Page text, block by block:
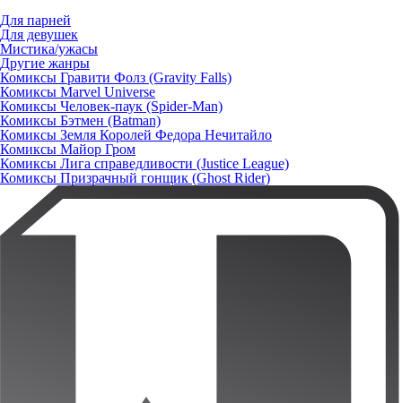
Для парней
Для девушек
Мистика/ужасы
Другие жанры
Комиксы Гравити Фолз (Gravity Falls)
Комиксы Marvel Universe
Комиксы Человек-паук (Spider-Man)
Комиксы Бэтмен (Batman)
Комиксы Земля Королей Федора Нечитайло
Комиксы Майор Гром
Комиксы Лига справедливости (Justice League)
Комиксы Призрачный гонщик (Ghost Rider)